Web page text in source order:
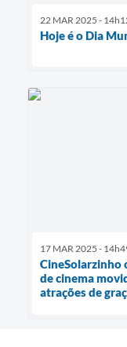
22 MAR 2025 -
Hoje é o Dia
17 MAR 2025 -
CineSolarzinho
de cinema
atrações de